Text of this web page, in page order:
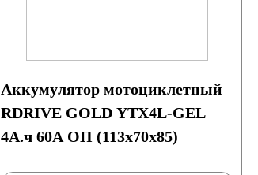
Аккумулятор мотоциклетный
RDRIVE GOLD YTX4L-GEL
4А.ч 60А ОП (113x70x85)